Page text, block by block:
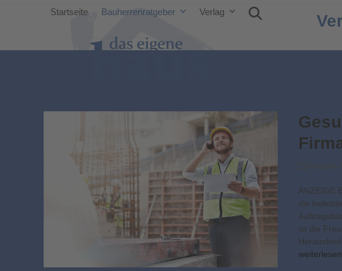
Startseite Bauherrenratgeber Verlag
ANZEIGE
die
ist die
weiterlesen